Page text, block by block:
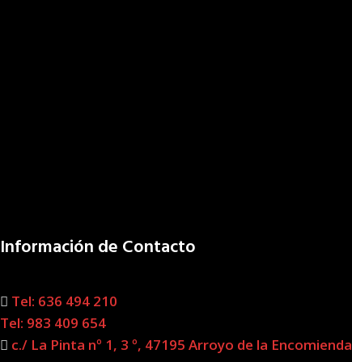
Información de Contacto
Tel: 636 494 210
Tel: 983 409 654
c./ La Pinta nº 1, 3 º, 47195 Arroyo de la Encomienda